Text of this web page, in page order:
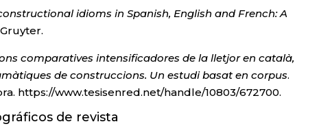
idioms in Spanish, English and French: A
comparatives intensificadores de la lletjor en català,
de construccions. Un estudi basat en corpus.
https://www.tesisenred.net/handle/10803/672700.
de revista